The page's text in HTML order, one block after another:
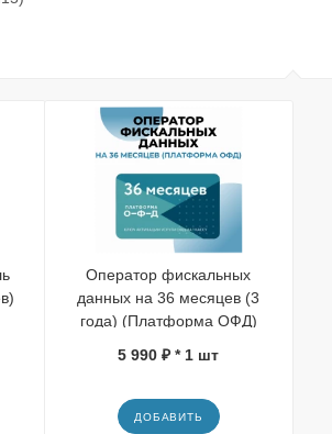
Оператор фискальных
данных на 36 месяцев (3
года) (Платформа ОФД)
5 990 ₽ * 1 шт
ДОБАВИТЬ